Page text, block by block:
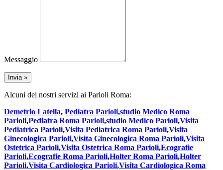
Messaggio
Alcuni dei nostri servizi ai Parioli Roma:
Demetrio Latella, Pediatra Parioli,studio Medico Roma
Parioli,Pediatra Roma Parioli,studio Medico Parioli,Visita
Pediatrica Parioli,Visita Pediatrica Roma Parioli,Visita
Ginecologica Parioli,Visita Ginecologica Roma Parioli,Visita
Ostetrica Parioli,Visita Ostetrica Roma Parioli,Ecografie
Parioli,Ecografie Roma Parioli,Holter Roma Parioli,Holter
Parioli,Visita Cardiologica Parioli,Visita Cardiologica Roma